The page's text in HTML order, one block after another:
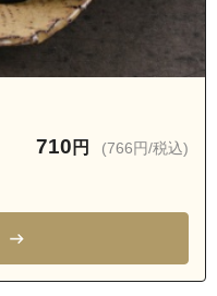
710 円 (766円/税込)